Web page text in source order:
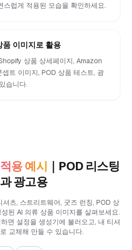
스럽게 적용된 모습을 확인하세요.
품 이미지로 활용
상품 상세페이지, Amazon
트 이미지, POD 상품 테스트, 광
습니다.
용 예시 ｜POD 리스팅
과 광고용
츠, 스트리트웨어, 굿즈 런칭, POD 상
된 AI 의류 상품 이미지를 살펴보세요.
면 설정을 생성기에 불러오고, 내 티셔
교체해 만들 수 있습니다.